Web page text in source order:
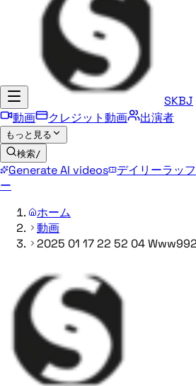
SKBJ
動画
クレジット動画 出演者
もっと見る
検索/
Generate AI videos デイリーラッ
ー
ホーム
動画
2025 01 17 22 52 04